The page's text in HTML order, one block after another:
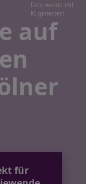
Foto wurde mit
KI generiert
auf
für